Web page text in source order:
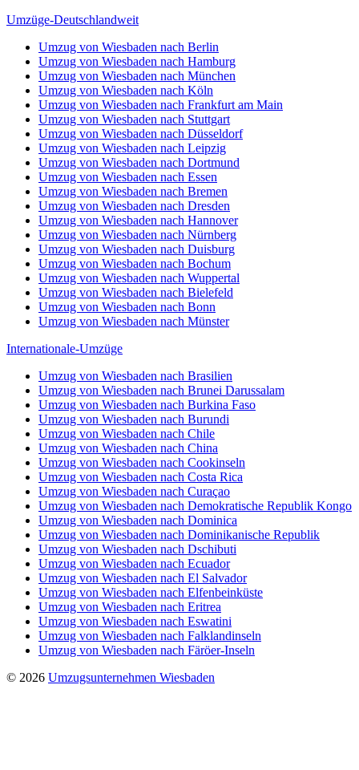
Umzüge-Deutschlandweit
Umzug von Wiesbaden nach Berlin
Umzug von Wiesbaden nach Hamburg
Umzug von Wiesbaden nach München
Umzug von Wiesbaden nach Köln
Umzug von Wiesbaden nach Frankfurt am Main
Umzug von Wiesbaden nach Stuttgart
Umzug von Wiesbaden nach Düsseldorf
Umzug von Wiesbaden nach Leipzig
Umzug von Wiesbaden nach Dortmund
Umzug von Wiesbaden nach Essen
Umzug von Wiesbaden nach Bremen
Umzug von Wiesbaden nach Dresden
Umzug von Wiesbaden nach Hannover
Umzug von Wiesbaden nach Nürnberg
Umzug von Wiesbaden nach Duisburg
Umzug von Wiesbaden nach Bochum
Umzug von Wiesbaden nach Wuppertal
Umzug von Wiesbaden nach Bielefeld
Umzug von Wiesbaden nach Bonn
Umzug von Wiesbaden nach Münster
Internationale-Umzüge
Umzug von Wiesbaden nach Brasilien
Umzug von Wiesbaden nach Brunei Darussalam
Umzug von Wiesbaden nach Burkina Faso
Umzug von Wiesbaden nach Burundi
Umzug von Wiesbaden nach Chile
Umzug von Wiesbaden nach China
Umzug von Wiesbaden nach Cookinseln
Umzug von Wiesbaden nach Costa Rica
Umzug von Wiesbaden nach Curaçao
Umzug von Wiesbaden nach Demokratische Republik Kongo
Umzug von Wiesbaden nach Dominica
Umzug von Wiesbaden nach Dominikanische Republik
Umzug von Wiesbaden nach Dschibuti
Umzug von Wiesbaden nach Ecuador
Umzug von Wiesbaden nach El Salvador
Umzug von Wiesbaden nach Elfenbeinküste
Umzug von Wiesbaden nach Eritrea
Umzug von Wiesbaden nach Eswatini
Umzug von Wiesbaden nach Falklandinseln
Umzug von Wiesbaden nach Färöer-Inseln
© 2026 Umzugsunternehmen Wiesbaden